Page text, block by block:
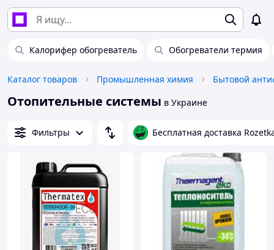
Калорифер обогреватель Обогреватели термия
Каталог товаров Промышленная химия
Отопительные системы в Украине
Фильтры Бесплатная доставка